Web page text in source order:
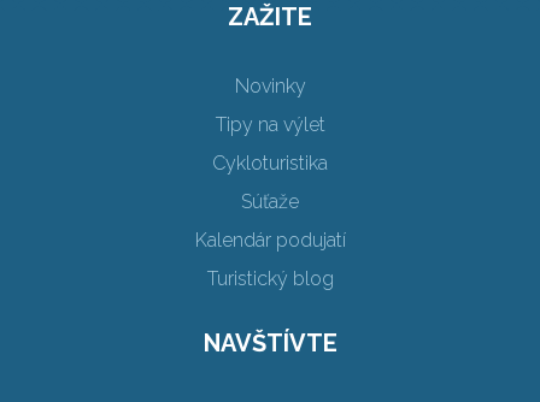
ZAŽITE
Novinky
Tipy na výlet
Cykloturistika
Súťaže
Kalendár podujatí
Turistický blog
NAVŠTÍVTE